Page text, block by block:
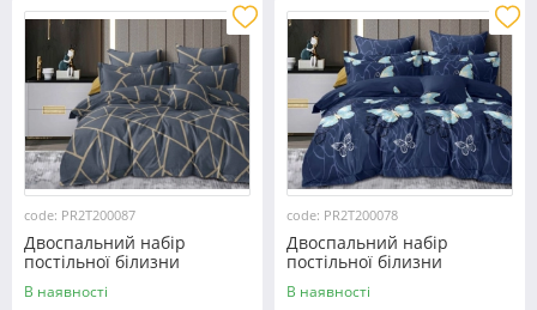
code: PR2T200087
Двоспальний набір
постільної білизни
180*220 із полікотону
№200087 Черешенька™
В наявності
code: PR2T200078
Двоспальний набір
постільної білизни
180*220 із полікотону
№200078 Черешенька™
В наявності